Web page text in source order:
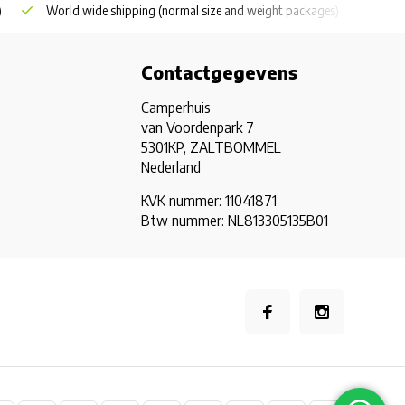
World wide shipping (normal size and weight packages)
Contactgegevens
Camperhuis
van Voordenpark 7
5301KP, ZALTBOMMEL
Nederland
KVK nummer: 11041871
Btw nummer: NL813305135B01